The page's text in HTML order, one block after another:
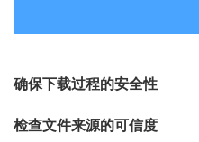
确保下载过程的安全性
检查文件来源的可信度